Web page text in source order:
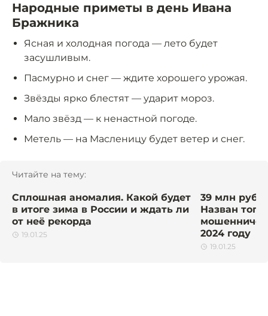
Народные приметы в день Ивана
Бражника
Ясная и холодная погода — лето будет
засушливым.
Пасмурно и снег — ждите хорошего урожая.
Звёзды ярко блестят — ударит мороз.
Мало звёзд — к ненастной погоде.
Метель — на Масленицу будет ветер и снег.
Читайте на тему:
Сплошная аномалия. Какой будет
в итоге зима в России и ждать ли
от неё рекорда
19.01.25
39 млн
Назван топ
2024 году
19.01.25